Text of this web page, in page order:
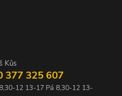
Kůs
377 325 607
12 13-17 Pá 8,30-12 13-